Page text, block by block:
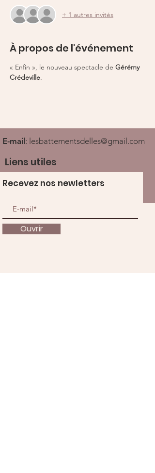
+ 1 autres invités
À propos de l'événement
« Enfin », le nouveau spectacle de Gérémy
Crédeville.
E-mail : lesbattementsdelles@gmail.com
Liens utiles
Recevez nos newletters
Ouvrir